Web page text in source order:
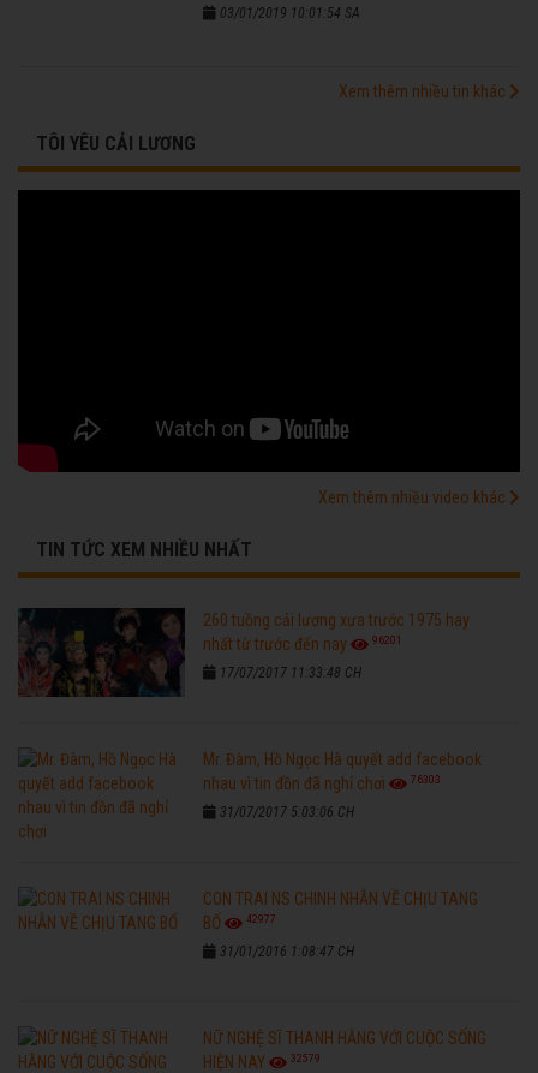
03/01/2019 10:01:54 SA
Xem thêm nhiều tin khác
TÔI YÊU CẢI LƯƠNG
Xem thêm nhiều video khác
TIN TỨC XEM NHIỀU NHẤT
260 tuồng cải lương xưa trước 1975 hay
nhất từ trước đến nay
96201
17/07/2017 11:33:48 CH
Mr. Đàm, Hồ Ngọc Hà quyết add facebook
nhau vì tin đồn đã nghỉ chơi
76303
31/07/2017 5:03:06 CH
CON TRAI NS CHINH NHẪN VỀ CHỊU TANG
BỐ
42977
31/01/2016 1:08:47 CH
NỮ NGHỆ SĨ THANH HẰNG VỚI CUỘC SỐNG
HIỆN NAY
32579